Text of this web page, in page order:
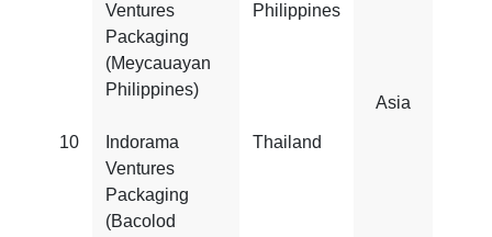
Asia
Ventures
Packaging
(Meycauayan
Philippines)
Philippines
10
Indorama
Ventures
Packaging
(Bacolod
Thailand